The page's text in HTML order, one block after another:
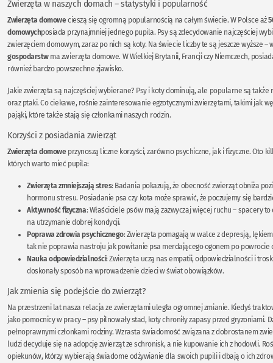
Zwierzęta w naszych domach – statystyki i popularność
Zwierzęta domowecieszą się ogromną popularnością na całym świecie. W Polsce aż
domowychposiada przynajmniej jednego pupila. Psy są zdecydowanie najczęściej
zwierzęciem domowym, zaraz po nich są koty. Na świecie liczby te są jeszcze wyższe –
gospodarstwma zwierzęta domowe. W Wielkiej Brytanii, Francji czy Niemczech,
również bardzo powszechne zjawisko.
Jakie zwierzęta są najczęściej wybierane? Psy i koty dominują, ale popularne są także
oraz ptaki. Co ciekawe, rośnie zainteresowanie egzotycznymi zwierzętami, takimi jak
pająki, które także stają się członkami naszych rodzin.
Korzyści z posiadania zwierząt
Zwierzęta domoweprzynoszą liczne korzyści, zarówno psychiczne, jak i fizyczne. Oto
których warto mieć pupila:
Zwierzęta zmniejszają stres: Badania pokazują, że obecność zwierząt obniża
hormonu stresu. Posiadanie psa czy kota może sprawić, że poczujemy się
Aktywność fizyczna: Właściciele psów mają zazwyczaj więcej ruchu – spacery to
na utrzymanie dobrej kondycji.
Poprawa zdrowia psychicznego: Zwierzęta pomagają w walce z depresją,
tak nie poprawia nastroju jak powitanie psa merdającego ogonem po powrocie
Nauka odpowiedzialności: Zwierzęta uczą nas empatii, odpowiedzialności i
doskonały sposób na wprowadzenie dzieci w świat obowiązków.
Jak zmienia się podejście do zwierząt?
Na przestrzeni lat nasza relacja ze zwierzętami uległa ogromnej zmianie. Kiedyś
jako pomocnicy w pracy – psy pilnowały stad, koty chroniły zapasy przed gryzoniami.
pełnoprawnymi członkami rodziny. Wzrasta świadomość związana z dobrostanem
ludzi decyduje się na adopcję zwierząt ze schronisk, a nie kupowanie ich z hodowli.
opiekunów, którzy wybierają świadome odżywianie dla swoich pupili i dbają o ich